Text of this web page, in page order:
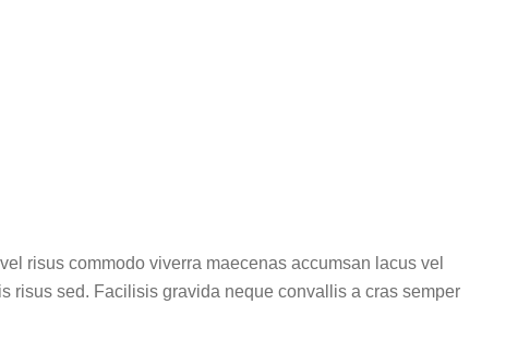
risus commodo viverra maecenas accumsan lacus vel
risus sed. Facilisis gravida neque convallis a cras semper